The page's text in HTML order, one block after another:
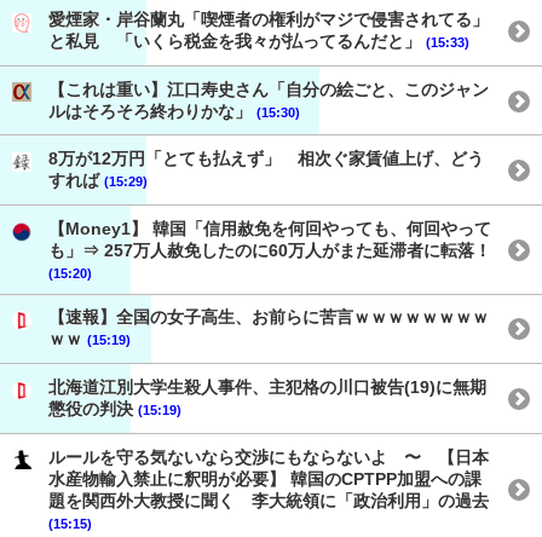
愛煙家・岸谷蘭丸「喫煙者の権利がマジで侵害されてる」
と私見 「いくら税金を我々が払ってるんだと」
(15:33)
【これは重い】江口寿史さん「自分の絵ごと、このジャン
ルはそろそろ終わりかな」
(15:30)
8万が12万円「とても払えず」 相次ぐ家賃値上げ、どう
すれば (15:29)
【Money1】 韓国「信用赦免を何回やっても、何回やって
も」⇒ 257万人赦免したのに60万人がまた延滞者に転落！
(15:20)
【速報】全国の女子高生、お前らに苦言ｗｗｗｗｗｗｗｗ
ｗｗ (15:19)
北海道江別大学生殺人事件、主犯格の川口被告(19)に無期
懲役の判決 (15:19)
ルールを守る気ないなら交渉にもならないよ 〜 【日本
水産物輸入禁止に釈明が必要】 韓国のCPTPP加盟への課
題を関西外大教授に聞く 李大統領に「政治利用」の過去
(15:15)